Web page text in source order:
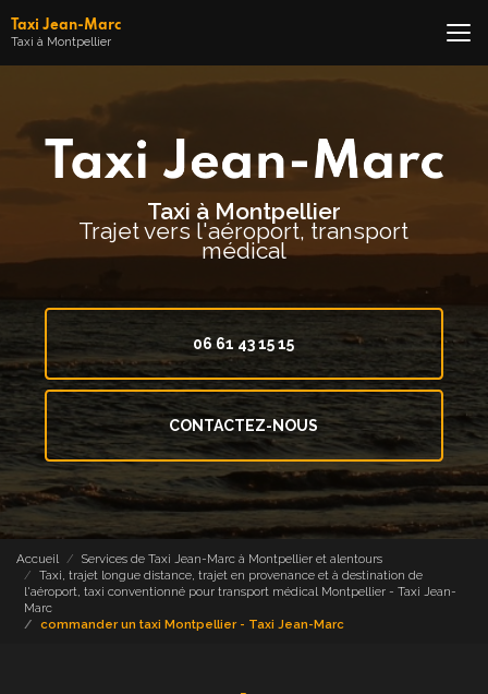
au
contenu
Taxi Jean-Marc
Taxi à Montpellier
Taxi à Montpellier
Trajet vers l'aéroport, transport
médical
06 61 43 15 15
CONTACTEZ-NOUS
Accueil
Services de Taxi Jean-Marc à Montpellier et alentours
Taxi, trajet longue distance, trajet en provenance et à destination de
l'aéroport, taxi conventionné pour transport médical Montpellier - Taxi Jean-
Marc
commander un taxi Montpellier - Taxi Jean-Marc